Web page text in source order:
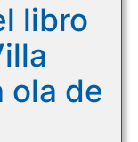
libro
ola de